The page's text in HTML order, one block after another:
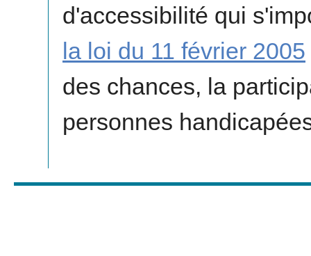
d'accessibilité qui
la loi du 11 février 2005
des chances, la
personnes